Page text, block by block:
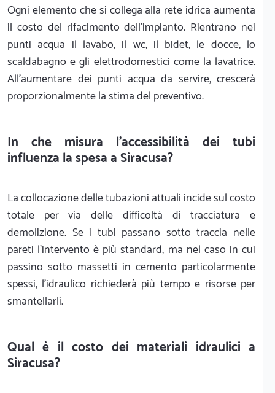
Ogni elemento che si collega alla rete idrica aumenta
il costo del rifacimento dell'impianto. Rientrano nei
punti acqua il lavabo, il wc, il bidet, le docce, lo
scaldabagno e gli elettrodomestici come la lavatrice.
All'aumentare dei punti acqua da servire, crescerà
proporzionalmente la stima del preventivo.
In che misura l'accessibilità dei tubi
influenza la spesa a Siracusa?
La collocazione delle tubazioni attuali incide sul costo
totale per via delle difficoltà di tracciatura e
demolizione. Se i tubi passano sotto traccia nelle
pareti l'intervento è più standard, ma nel caso in cui
passino sotto massetti in cemento particolarmente
spessi, l'idraulico richiederà più tempo e risorse per
smantellarli.
Qual è il costo dei materiali idraulici a
Siracusa?